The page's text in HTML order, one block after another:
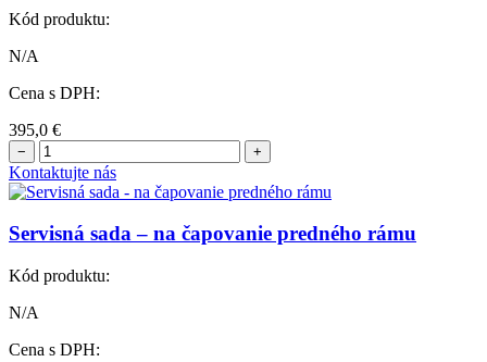
Kód produktu:
N/A
Cena s DPH:
395,0 €
− +
Kontaktujte nás
Servisná sada – na čapovanie predného rámu
Kód produktu:
N/A
Cena s DPH: